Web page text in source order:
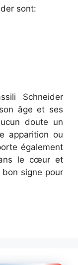
sont:
Schneider
âge et ses
doute un
apparition ou
également
le cœur et
bon signe pour